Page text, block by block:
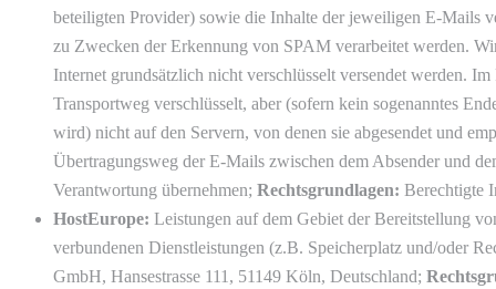
beteiligten Provider) sowie die Inhalte der jeweiligen E-Mails
zu Zwecken der Erkennung von SPAM verarbeitet werden.
Internet grundsätzlich nicht verschlüsselt versendet werden.
Transportweg verschlüsselt, aber (sofern kein sogenanntes
wird) nicht auf den Servern, von denen sie abgesendet und
Übertragungsweg der E-Mails zwischen dem Absender und
Verantwortung übernehmen; Rechtsgrundlagen: Berechtigte
HostEurope: Leistungen auf dem Gebiet der Bereitstellung
verbundenen Dienstleistungen (z.B. Speicherplatz und/oder
GmbH, Hansestrasse 111, 51149 Köln, Deutschland;